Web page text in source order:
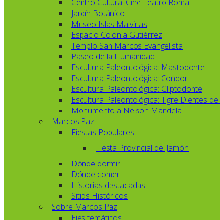
Centro Cultural Cine Teatro Roma
Jardín Botánico
Museo Islas Malvinas
Espacio Colonia Gutiérrez
Templo San Marcos Evangelista
Paseo de la Humanidad
Escultura Paleontológica: Mastodonte
Escultura Paleontológica: Condor
Escultura Paleontológica: Gliptodonte
Escultura Paleontológica: Tigre Dientes de
Monumento a Nelson Mandela
Marcos Paz
Fiestas Populares
Fiesta Provincial del Jamón
Dónde dormir
Dónde comer
Historias destacadas
Sitios Históricos
Sobre Marcos Paz
Ejes temáticos